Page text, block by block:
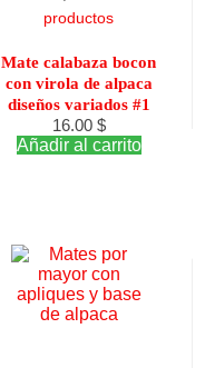
productos
Mate calabaza bocon
con virola de alpaca
diseños variados #1
16.00 $
Añadir al carrito